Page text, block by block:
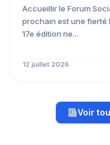
Accueillir le Forum
prochain est une fierté
17e édition ne...
12 juillet 2026
Voir